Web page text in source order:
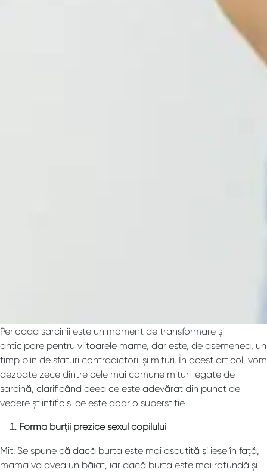
Perioada sarcinii este un moment de transformare și
anticipare pentru viitoarele mame, dar este, de asemenea, un
timp plin de sfaturi contradictorii și mituri. În acest articol, vom
dezbate zece dintre cele mai comune mituri legate de
sarcină, clarificând ceea ce este adevărat din punct de
vedere științific și ce este doar o superstiție.
Forma burții prezice sexul copilului
Mit: Se spune că dacă burta este mai ascuțită și iese în față,
mama va avea un băiat, iar dacă burta este mai rotundă și